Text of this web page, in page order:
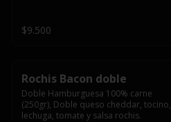
$9.500
Rochis Bacon doble
Doble Hamburguesa 100% carne
(250gr), Doble queso cheddar, tocino,
lechuga, tomate y salsa rochis.